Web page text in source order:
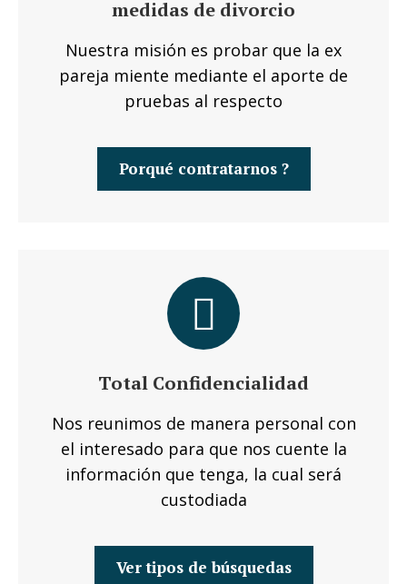
medidas de divorcio
Nuestra misión es probar que la ex
pareja miente mediante el aporte de
pruebas al respecto
Porqué contratarnos ?
Total Confidencialidad
Nos reunimos de manera personal con
el interesado para que nos cuente la
información que tenga, la cual será
custodiada
Ver tipos de búsquedas